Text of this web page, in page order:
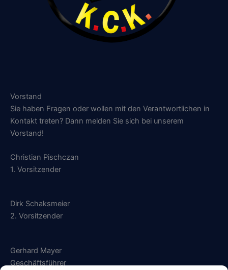
Vorstand
Sie haben Fragen oder wollen mit den Verantwortlichen in
Kontakt treten? Dann melden Sie sich bei unserem
Vorstand!
Christian Pischczan
1. Vorsitzender
Dirk Schaksmeier
2. Vorsitzender
Gerhard Mayer
Geschäftsführer